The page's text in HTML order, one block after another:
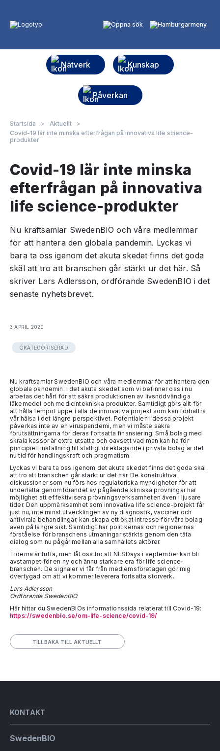
Nätverk Kunskap
Påverkan
Startsida > Aktuellt
>
Covid-19 lär inte minska efterfrågan på innovativa life science-
produkter
Covid-19 lär inte minska
efterfrågan på innovativa
life science-produkter
Nu kraftsamlar SwedenBIO och våra medlemmar
för att hantera den globala pandemin. Lyckas vi
bara ta oss igenom det akuta skedet finns det goda
skäl att tro att branschen går stärkt ur det här. Så
skriver Lars Adlersson, ordförande SwedenBIO i det
senaste nyhetsbrevet.
3 APRIL 2020
OKATEGORISERAD
Nu kraftsamlar SwedenBIO och våra medlemmar för att hantera den
globala pandemin. I det akuta skedet som vi befinner oss i nu
arbetas det hårt för att säkra produktionen av livsnödvändiga
läkemedel och medicintekniska produkter. Samtidigt görs allt för
att hålla tempot uppe i alla de innovativa projekt som kan förbättra
vår hälsa i det längre perspektivet. Potentialen i dessa projekt
påverkas inte av en viruspandemi, men vi måste säkra
förutsättningarna för deras fortsatta finansiering. Små bolag med
skrala kassor är extra utsatta och oavsett vad man kan ha för
principiell inställning till statligt direktägande i privata bolag är det
nu tid för handlingskraft och pragmatism.
Lyckas vi bara ta oss igenom det akuta skedet finns det goda skäl
att tro att branschen går stärkt ur det här. De konstruktiva
diskussioner som nu förs hos regulatoriska myndigheter för att
underlätta genomförandet av pågående kliniska prövningar har
möjlighet att effektivisera prövningsverksamheten även i ljusare
tider. Den uppmärksamhet som innovativa life science-projekt får
just nu, inte minst utvecklingen av ny diagnostik, vacciner och
antivirala behandlingar, kan skapa ett ökat intresse för våra bolag
även på längre sikt. Samtidigt har politikernas och regionernas
förståelse för branschens utmaningar stärkts genom den täta
dialog som nu pågår mellan alla samhällets aktörer.
Tiderna är tuffa, men låt oss tro att NLSDays i september kan bli
avstampet för en ny och ännu starkare era för life science-
branschen. De signaler vi får från medlemsföretagen gör mig
övertygad om att vi kommer leverera fortsatta storverk.
Lars Adlersson
Ordförande SwedenBIO
Här hittar du SwedenBIOs informationssida relaterat till Covid-19:
https://swedenbio.se/om-life-science/covid-19/
TILLBAKA TILL AKTUELLT
KONTAKT
SwedenBIO